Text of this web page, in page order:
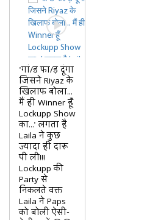
'गां/ड फा/ड़ दूंगा
जिसने Riyaz के
खिलाफ बोला...
मैं ही Winner हूँ
Lockupp Show
का...' लगता है
Laila ने कुछ
ज्यादा ही दारू
पी ली!!!
Lockupp की
Party से
निकलते वक्त
Laila ने Paps
को बोली ऐसी-